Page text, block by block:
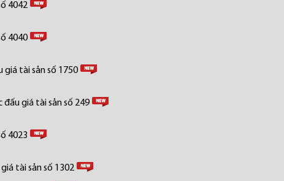
4042
4040
giá tài sản số 1750
giá tài sản số 249
4023
tài sản số 1302